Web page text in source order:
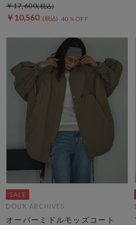
￥10,560 40％OFF
￥17,600
DOUX ARCHIVES
オーバーミドルモッズコート